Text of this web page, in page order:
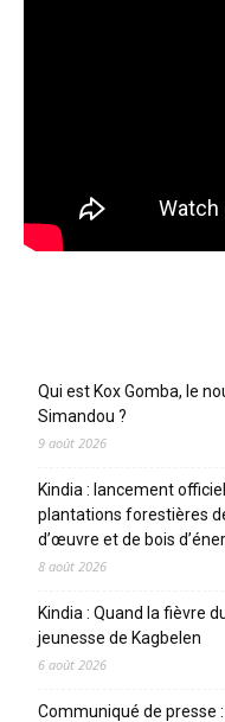
Qui est Kox Gomba, le
Simandou ?
9 août 2026
Kindia : lancement
plantations forestières
d’œuvre et de bois
8 août 2026
Kindia : Quand la fièvre
jeunesse de Kagbelen
6 août 2026
Communiqué de presse